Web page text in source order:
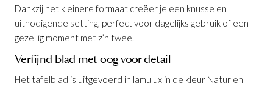
Dankzij het kleinere formaat creëer je een knusse en
uitnodigende setting, perfect voor dagelijks gebruik of een
gezellig moment met z’n twee.
Verfijnd blad met oog voor detail
Het tafelblad is uitgevoerd in lamulux in de kleur Natur en